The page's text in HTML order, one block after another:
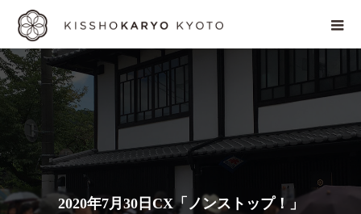
2020年7月 30日 CX「 ノンス ト ップ！ 」